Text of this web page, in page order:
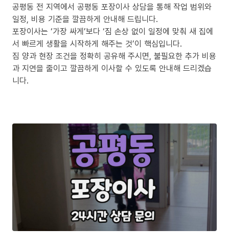
공평동 전 지역에서 공평동 포장이사 상담을 통해 작업 범위와
일정, 비용 기준을 깔끔하게 안내해 드립니다.
포장이사는 ‘가장 싸게’보다 ‘짐 손상 없이 일정에 맞춰 새 집에
서 빠르게 생활을 시작하게 해주는 것’이 핵심입니다.
짐 양과 현장 조건을 정확히 공유해 주시면, 불필요한 추가 비용
과 지연을 줄이고 깔끔하게 이사할 수 있도록 안내해 드리겠습
니다.